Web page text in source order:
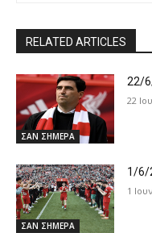
RELATED ARTICLES
ΣΑΝ ΣΗΜΕΡΑ
22/
22
ΣΑΝ ΣΗΜΕΡΑ
1/6/
1